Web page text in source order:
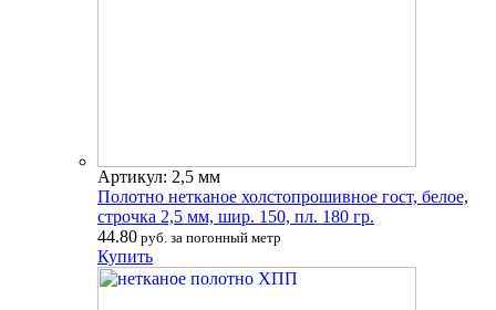
Артикул: 2,5 мм
Полотно нетканое холстопрошивное гост, белое,
строчка 2,5 мм, шир. 150, пл. 180 гр.
44.80 руб. за погонный метр
Купить